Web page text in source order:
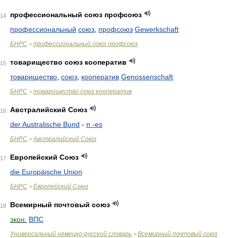
14
профессиональный союз профсоюз
профессиональный союз профсоюз Gewerkschaft
БНРС > профессиональный союз профсоюз
15
товарищество союз кооператив
товарищество союз кооператив Genossenschaft
БНРС > товарищество союз кооператив
16
Австралийский Союз
der Australische Bund - n -es
БНРС > Австралийский Союз
17
Европейский Союз
die Europäische Union
БНРС > Европейский Союз
18
Всемирный почтовый союз
экон.
ВПС
Универсальный немецко-русский словарь > Всемирный почтовый союз